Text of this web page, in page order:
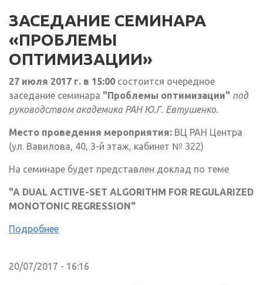
ЗАСЕДАНИЕ СЕМИНАРА
«ПРОБЛЕМЫ
ОПТИМИЗАЦИИ»
27 июля 2017 г. в 15:00 состоится очередное
заседание семинара "Проблемы оптимизации" под
руководством академика РАН Ю.Г. Евтушенко.
Место проведения мероприятия: ВЦ РАН Центра
(ул. Вавилова, 40, 3-й этаж, кабинет № 322)
На семинаре будет представлен доклад по теме
"A DUAL ACTIVE-SET ALGORITHM FOR REGULARIZED
MONOTONIC REGRESSION"
Подробнее
20/07/2017 - 16:16